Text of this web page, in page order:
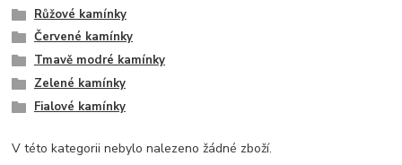
Růžové kamínky
Červené kamínky
Tmavě modré kamínky
Zelené kamínky
Fialové kamínky
V této kategorii nebylo nalezeno žádné zboží.